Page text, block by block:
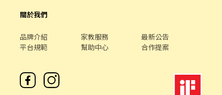
關於我們
品牌介紹 家教服務
最新公告
平台規範
幫助中心 合作提案